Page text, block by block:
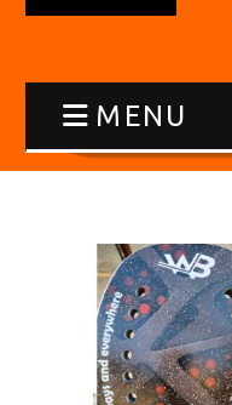
MENU